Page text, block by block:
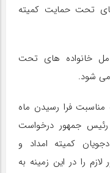
تحت حمایت کمیته
خانواده های تحت
شود.
مناسبت فرا رسیدن ماه
رئیس جمهور درخواست
کمیته امداد و
را در این زمینه به